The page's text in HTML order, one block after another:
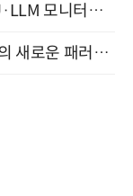
[올쇼TV] AI 시대의 옵저버빌리티: GPU·LLM 모니터링부터 AI 기반 장애 대응까지 (8/11 생방송)
“AI와 함께 일하는 시대 ” - 스마트 워크의 새로운 패러다임 (9/11)